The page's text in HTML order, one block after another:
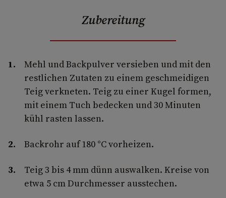
Zubereitung
Mehl und Backpulver versieben und mit den
restlichen Zutaten zu einem geschmeidigen
Teig verkneten. Teig zu einer Kugel formen,
mit einem Tuch bedecken und 30 Minuten
kühl rasten lassen.
Backrohr auf 180 °C vorheizen.
Teig 3 bis 4 mm dünn auswalken. Kreise von
etwa 5 cm Durchmesser ausstechen.